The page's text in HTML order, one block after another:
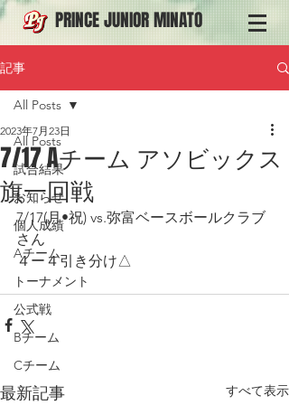
PRINCE JUNIOR MINATO
記事
All Posts
試合結果
お知らせ
個人成績
Aチーム
トーナメント
公式戦
Bチーム
Cチーム
All Posts
7/17 Aチーム アソビックス
旗一回戦
2023年7月23日
7/17(月•祝) vs.弥富ベースボールクラブ
さん
４ー４引き分け△
最新記事 すべて表示